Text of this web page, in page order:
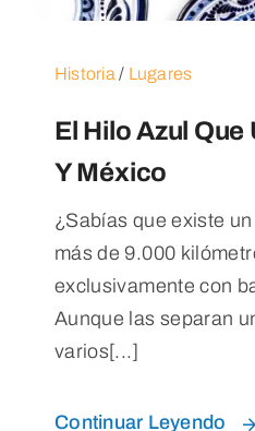
Historia / Lugares
El Hilo Azul Que
Y México
¿Sabías que existe
más de 9.000
exclusivamente con
Aunque las separan
varios[...]
Continuar Leyendo